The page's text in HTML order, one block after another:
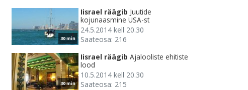
30 min
Iisrael räägib Juutide
kojunaasmine USA-st
24.5.2014 kell 20.30
Saateosa: 216
30 min
Iisrael räägib Ajalooliste ehitiste
lood
10.5.2014 kell 20.30
Saateosa: 215